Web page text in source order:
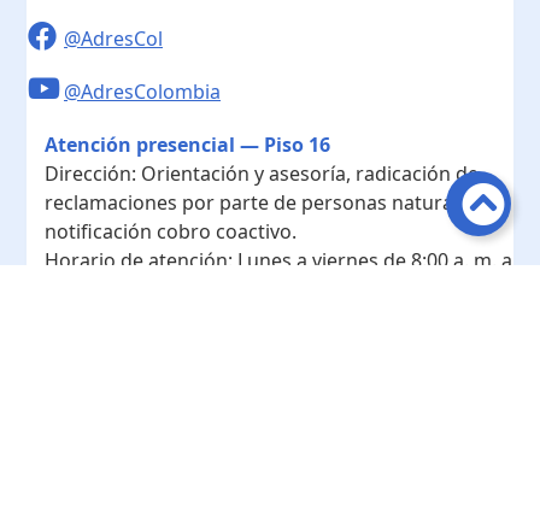
@AdresCol
@AdresColombia
Atención presencial — Piso 16
Dirección: Orientación y asesoría, radicación de
reclamaciones por parte de personas naturales y
notificación cobro coactivo.
Horario de atención: Lunes a viernes de 8:00 a. m. a